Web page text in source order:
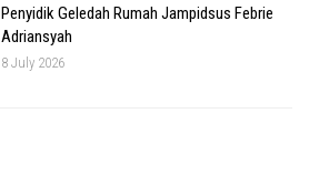
Penyidik Geledah Rumah Jampidsus Febrie
Adriansyah
8 July 2026